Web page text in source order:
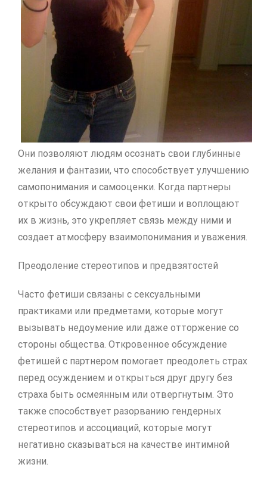
Они позволяют людям осознать свои глубинные
желания и фантазии, что способствует улучшению
самопонимания и самооценки. Когда партнеры
открыто обсуждают свои фетиши и воплощают
их в жизнь, это укрепляет связь между ними и
создает атмосферу взаимопонимания и уважения.
Преодоление стереотипов и предвзятостей
Часто фетиши связаны с сексуальными
практиками или предметами, которые могут
вызывать недоумение или даже отторжение со
стороны общества. Откровенное обсуждение
фетишей с партнером помогает преодолеть страх
перед осуждением и открыться друг другу без
страха быть осмеянным или отвергнутым. Это
также способствует разорванию гендерных
стереотипов и ассоциаций, которые могут
негативно сказываться на качестве интимной
жизни.